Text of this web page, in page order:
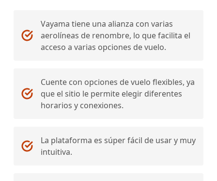
Vayama tiene una alianza con varias
aerolíneas de renombre, lo que facilita el
acceso a varias opciones de vuelo.
Cuente con opciones de vuelo flexibles, ya
que el sitio le permite elegir diferentes
horarios y conexiones.
La plataforma es súper fácil de usar y muy
intuitiva.